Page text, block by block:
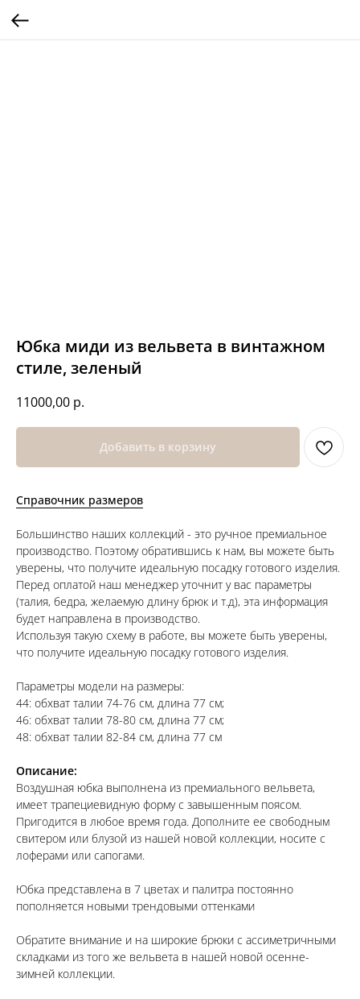
Юбка миди из вельвета в винтажном
стиле, зеленый
11000,00 р.
Добавить в корзину
Справочник размеров
Большинство наших коллекций - это ручное премиальное
производство. Поэтому обратившись к нам, вы можете быть
уверены, что получите идеальную посадку готового изделия.
Перед оплатой наш менеджер уточнит у вас параметры
(талия, бедра, желаемую длину брюк и т.д), эта информация
будет направлена в производство.
Используя такую схему в работе, вы можете быть уверены,
что получите идеальную посадку готового изделия.
Параметры модели на размеры:
44: обхват талии 74-76 см, длина 77 см;
46: обхват талии 78-80 см, длина 77 см;
48: обхват талии 82-84 см, длина 77 см
Описание:
Воздушная юбка выполнена из премиального вельвета,
имеет трапециевидную форму с завышенным поясом.
Пригодится в любое время года. Дополните ее свободным
свитером или блузой из нашей новой коллекции, носите с
лоферами или сапогами.
Юбка представлена в 7 цветах и палитра постоянно
пополняется новыми трендовыми оттенками
Обратите внимание и на широкие брюки с ассиметричными
складками из того же вельвета в нашей новой осенне-
зимней коллекции.